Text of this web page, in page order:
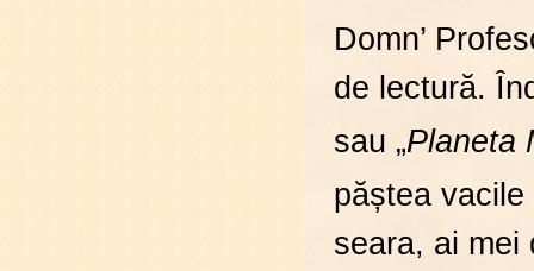
Domn’
de lectură.
sau „Planeta
păștea
seara, ai